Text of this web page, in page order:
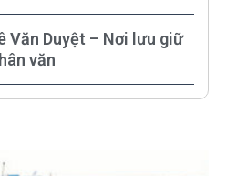
Văn Duyệt – Nơi lưu giữ
văn